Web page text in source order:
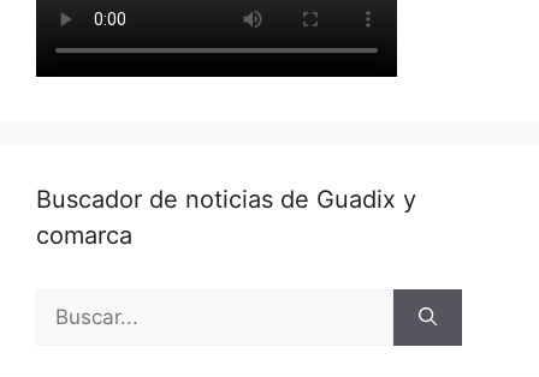
Buscador de noticias de Guadix y
comarca